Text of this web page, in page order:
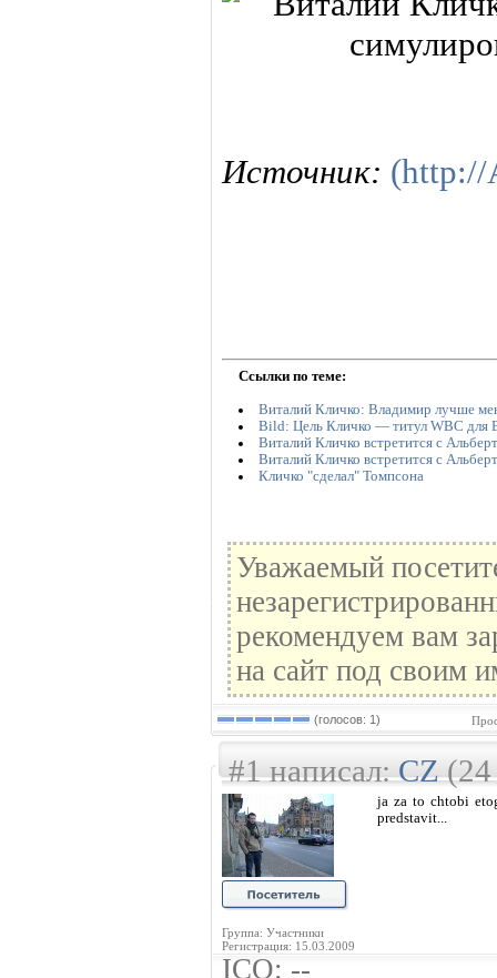
Источник:
Ссылки по теме:
Виталий Кличко: Владимир лучше
Bild: Цель Кличко — титул WBC для
Виталий Кличко встретится с
Виталий Кличко встретится с
Кличко "сделал" Томпсона
Уважаемый
рекомендуем вам
на сайт под своим
(голосов: 1)
#1 написал:CZ(24
Группа: Участники
Регистрация: 15.03.2009
ja za to chtobi
predstavit...
ICQ: --